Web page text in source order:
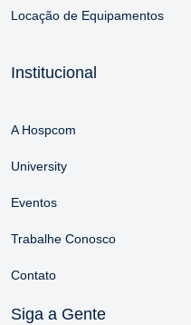
Locação de Equipamentos
Institucional
A Hospcom
University
Eventos
Trabalhe Conosco
Contato
Siga a Gente